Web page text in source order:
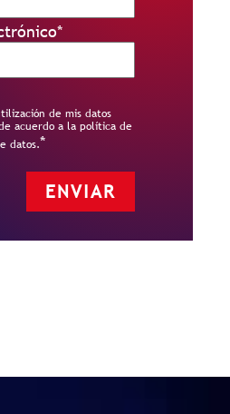
*
de mis datos
acuerdo a la política de
datos.*